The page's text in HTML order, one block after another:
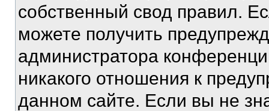
собственный свод правил.
можете получить
администратора
никакого отношения к
данном сайте. Если вы не